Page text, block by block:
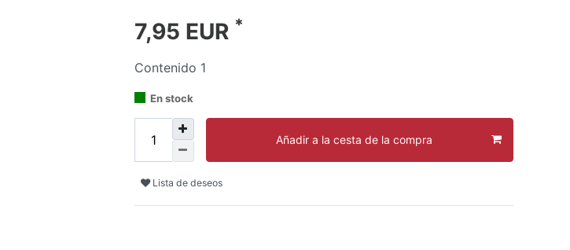
7,95 EUR *
Contenido 1
En stock
Añadir a la cesta de la compra
Lista de deseos